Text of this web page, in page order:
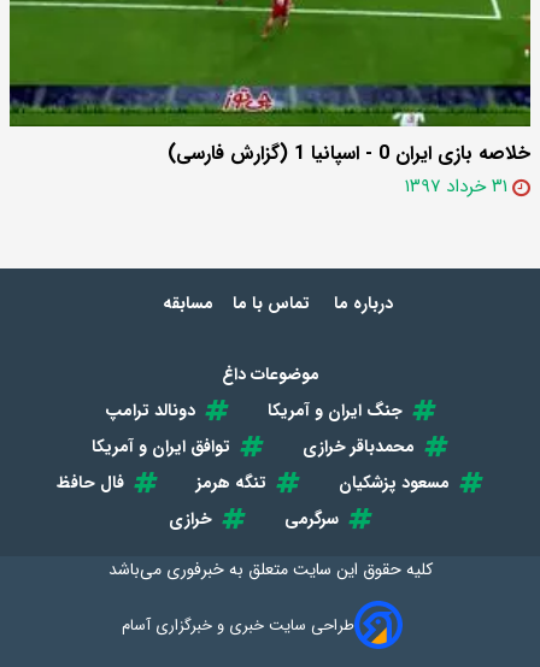
خلاصه بازی ایران 0 - اسپانیا 1 (گزارش فارسی)
۳۱ خرداد ۱۳۹۷
درباره ما تماس با ما مسابقه
موضوعات داغ
جنگ ایران و آمریکا
دونالد ترامپ
محمدباقر خرازی
توافق ایران و آمریکا
مسعود پزشکیان
تنگه هرمز
فال حافظ
سرگرمی
خرازی
کلیه حقوق این سایت متعلق بهخبرفوری می‌باشد
طراحی سایت خبری و خبرگزاری آسام